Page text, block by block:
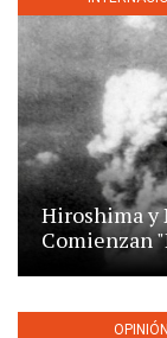
Hiroshima y
Comienzan
OPINIÓN